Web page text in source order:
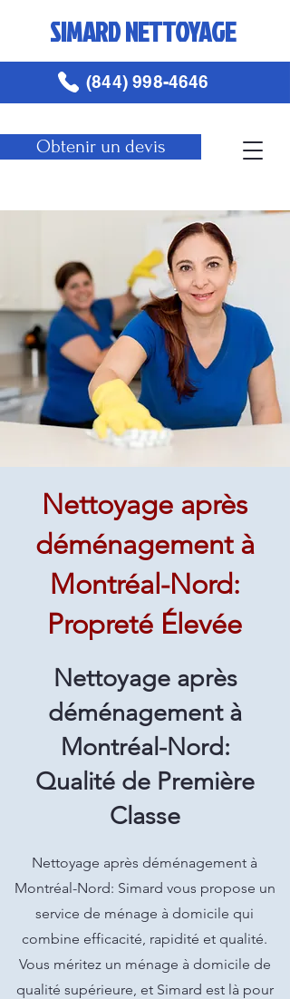
SIMARD NETTOYAGE
Obtenir un devis
(844) 998-4646
Nettoyage après
déménagement à
Montréal-Nord:
Propreté Élevée
Nettoyage après
déménagement à
Montréal-Nord:
Qualité de Première
Classe
Nettoyage après déménagement à
Montréal-Nord: Simard vous propose un
service de ménage à domicile qui
combine efficacité, rapidité et qualité.
Vous méritez un ménage à domicile de
qualité supérieure, et Simard est là pour